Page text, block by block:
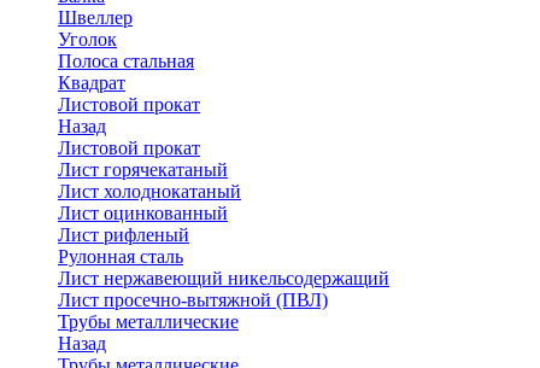
Швеллер
Уголок
Полоса стальная
Квадрат
Листовой прокат
Назад
Листовой прокат
Лист горячекатаный
Лист холоднокатаный
Лист оцинкованный
Лист рифленый
Рулонная сталь
Лист нержавеющий никельсодержащий
Лист просечно-вытяжной (ПВЛ)
Трубы металлические
Назад